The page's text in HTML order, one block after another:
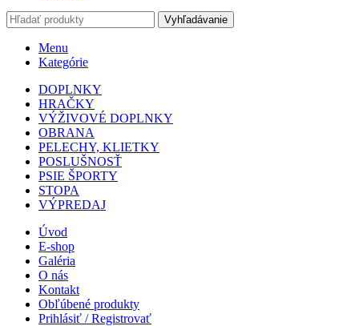
Vyhľadávanie
Menu
Kategórie
DOPLNKY
HRAČKY
VÝŽIVOVÉ DOPLNKY
OBRANA
PELECHY, KLIETKY
POSLUŠNOSŤ
PSIE ŠPORTY
STOPA
VÝPREDAJ
Úvod
E-shop
Galéria
O nás
Kontakt
Obľúbené produkty
Prihlásiť / Registrovať